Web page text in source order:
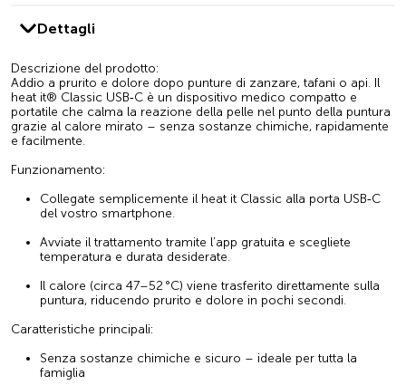
Dettagli
Descrizione del prodotto:
Addio a prurito e dolore dopo punture di zanzare, tafani o api. Il
heat it® Classic USB‑C è un dispositivo medico compatto e
portatile che calma la reazione della pelle nel punto della puntura
grazie al calore mirato – senza sostanze chimiche, rapidamente
e facilmente.
Funzionamento:
Collegate semplicemente il heat it Classic alla porta USB‑C
del vostro smartphone.
Avviate il trattamento tramite l’app gratuita e scegliete
temperatura e durata desiderate.
Il calore (circa 47–52 °C) viene trasferito direttamente sulla
puntura, riducendo prurito e dolore in pochi secondi.
Caratteristiche principali:
Senza sostanze chimiche e sicuro – ideale per tutta la
famiglia